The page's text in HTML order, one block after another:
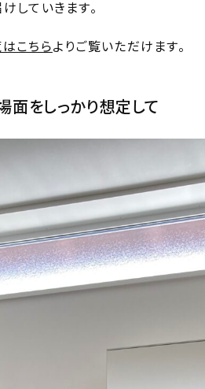
していきます。
こちらよりご覧いただけます。
面をしっかり想定して